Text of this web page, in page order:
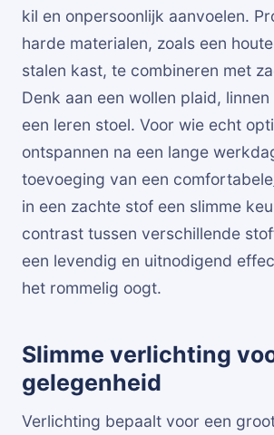
kil en onpersoonlijk aanvoelen.
harde materialen, zoals een
stalen kast, te combineren met
Denk aan een wollen plaid,
een leren stoel. Voor wie echt
ontspannen na een lange
toevoeging van een comfortabele
in een zachte stof een slimme
contrast tussen verschillende
een levendig en uitnodigend
het rommelig oogt.
Slimme verlichting
gelegenheid
Verlichting bepaalt voor een